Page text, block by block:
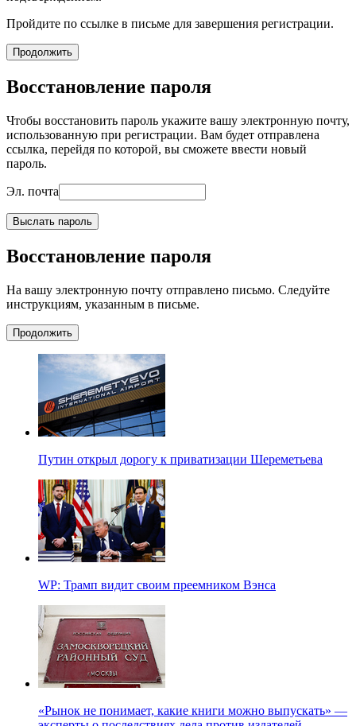
Пройдите по ссылке в письме для завершения регистрации.
Продолжить
Восстановление пароля
Чтобы восстановить пароль укажите вашу электронную почту,
использованную при регистрации. Вам будет отправлена
ссылка, перейдя по которой, вы сможете ввести новый
пароль.
Эл. почта
Выслать пароль
Восстановление пароля
На вашу электронную почту отправлено письмо. Следуйте
инструкциям, указанным в письме.
Продолжить
Путин открыл дорогу к приватизации Шереметьева
WP: Трамп видит своим преемником Вэнса
«Рынок не понимает, какие книги можно выпускать» —